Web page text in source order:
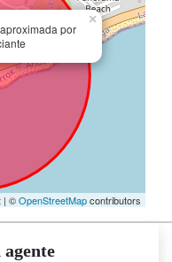
por
×
| ©OpenStreetMapcontributors